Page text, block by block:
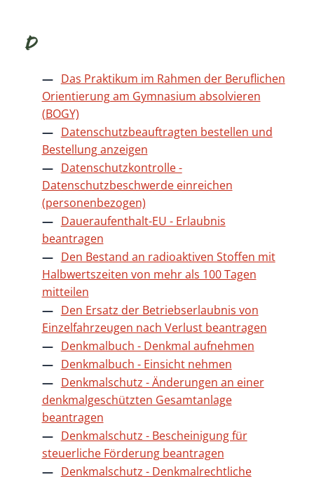
D
Das Praktikum im Rahmen der Beruflichen
Orientierung am Gymnasium absolvieren
(BOGY)
Datenschutzbeauftragten bestellen und
Bestellung anzeigen
Datenschutzkontrolle -
Datenschutzbeschwerde einreichen
(personenbezogen)
Daueraufenthalt-EU - Erlaubnis
beantragen
Den Bestand an radioaktiven Stoffen mit
Halbwertszeiten von mehr als 100 Tagen
mitteilen
Den Ersatz der Betriebserlaubnis von
Einzelfahrzeugen nach Verlust beantragen
Denkmalbuch - Denkmal aufnehmen
Denkmalbuch - Einsicht nehmen
Denkmalschutz - Änderungen an einer
denkmalgeschützten Gesamtanlage
beantragen
Denkmalschutz - Bescheinigung für
steuerliche Förderung beantragen
Denkmalschutz - Denkmalrechtliche